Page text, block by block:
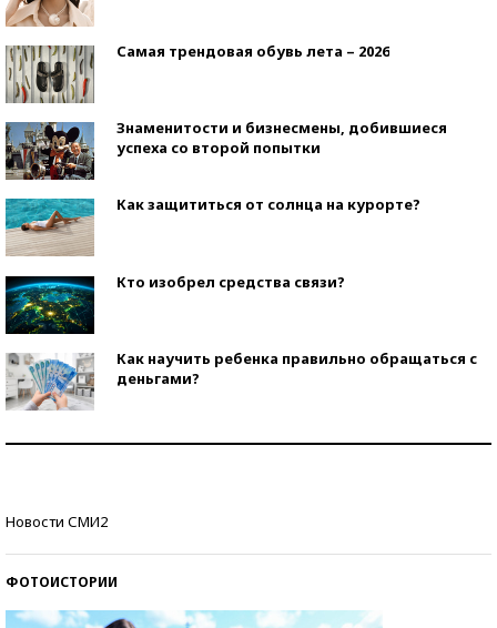
Самая трендовая обувь лета – 2026
Знаменитости и бизнесмены, добившиеся
успеха со второй попытки
Как защититься от солнца на курорте?
Кто изобрел средства связи?
Как научить ребенка правильно обращаться с
деньгами?
Новости СМИ2
ФОТОИСТОРИИ